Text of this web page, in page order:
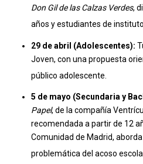
Don Gil de las Calzas Verdes,
años y estudiantes de
29 de abril (Adolescentes):
Joven, con una propuesta
público adolescente
5 de mayo (Secundaria y
Papel, de la compañía
recomendada a partir de 12
Comunidad de Madrid,
problemática del acoso